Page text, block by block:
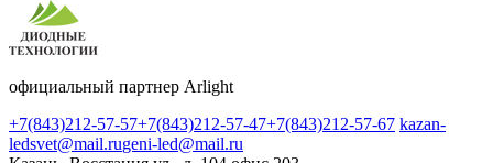
официальный партнер Arlight
+7(843)212-57-57+7(843)212-57-47+7(843)212-57-67 kazan-
ledsvet@mail.rugeni-led@mail.ru